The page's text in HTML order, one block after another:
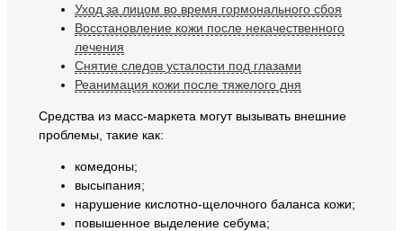
Уход за лицом во время гормонального сбоя
Восстановление кожи после некачественного
лечения
Снятие следов усталости под глазами
Реанимация кожи после тяжелого дня
Средства из масс-маркета могут вызывать внешние
проблемы, такие как:
комедоны;
высыпания;
нарушение кислотно-щелочного баланса кожи;
повышенное выделение себума;